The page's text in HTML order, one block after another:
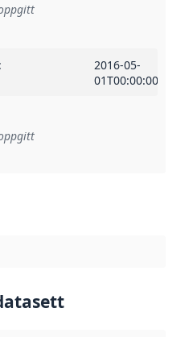
:
2016-05-
01T00:00:00Z
til en implementasjonsregel